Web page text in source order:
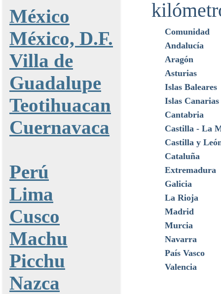
México
México, D.F.
Villa de
Guadalupe
Teotihuacan
Cuernavaca
Perú
Lima
Cusco
Machu
Picchu
Nazca
Comunidad
Andalucía
Aragón
Asturias
Islas Baleares
Islas Canarias
Cantabria
Castilla - La
Castilla y
Cataluña
Extremadura
Galicia
La Rioja
Madrid
Murcia
Navarra
País Vasco
Valencia